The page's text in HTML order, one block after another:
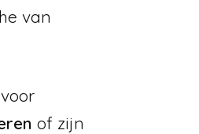
van
of zijn